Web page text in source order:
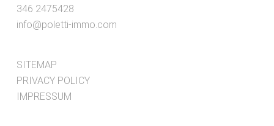
346 2475428
info@poletti-immo.com
SITEMAP
PRIVACY POLICY
IMPRESSUM